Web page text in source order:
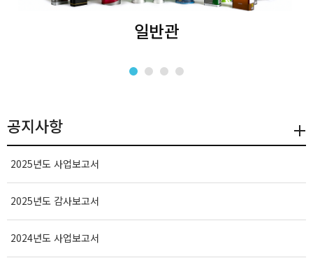
일반관
공지사항
2025년도 사업보고서
2025년도 감사보고서
2024년도 사업보고서